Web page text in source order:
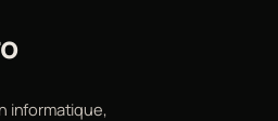
informatique,